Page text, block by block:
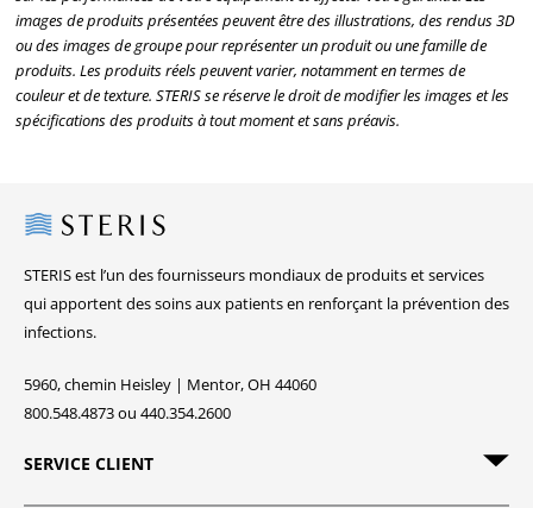
images de produits présentées peuvent être des illustrations, des rendus 3D
ou des images de groupe pour représenter un produit ou une famille de
produits. Les produits réels peuvent varier, notamment en termes de
couleur et de texture. STERIS se réserve le droit de modifier les images et les
spécifications des produits à tout moment et sans préavis.
Steris
STERIS est l’un des fournisseurs mondiaux de produits et services
qui apportent des soins aux patients en renforçant la prévention des
infections.
5960, chemin Heisley | Mentor, OH 44060
800.548.4873 ou 440.354.2600
SERVICE CLIENT